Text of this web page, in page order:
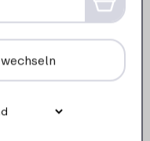
wechseln